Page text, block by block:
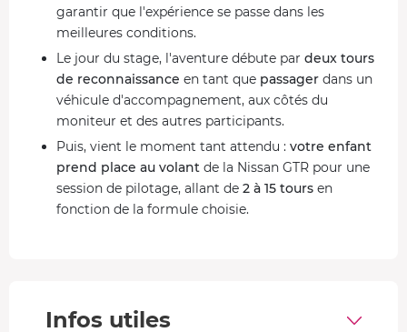
garantir que l'expérience se passe dans les
meilleures conditions.
Le jour du stage, l'aventure débute par deux tours
de reconnaissance en tant que passager dans un
véhicule d'accompagnement, aux côtés du
moniteur et des autres participants.
Puis, vient le moment tant attendu : votre enfant
prend place au volant de la Nissan GTR pour une
session de pilotage, allant de 2 à 15 tours en
fonction de la formule choisie.
aux stands tout sourire et repart avec un
diplôme
Infos utiles